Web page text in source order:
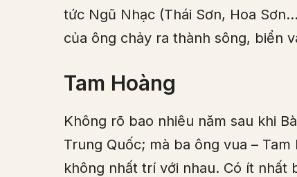
tức Ngũ Nhạc (Thái Sơn, Hoa
của ông chảy ra thành sông, biển
Tam Hoàng
Không rõ bao nhiêu năm sau khi
Trung Quốc; mà ba ông vua –
không nhất trí với nhau. Có ít nhất